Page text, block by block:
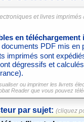
et livres
en téléchargement
PDF mis en
imprimés sont
dégressifs et
ou imprimer les livrets
Reader que vous pouvez
par sujet: (cliquez